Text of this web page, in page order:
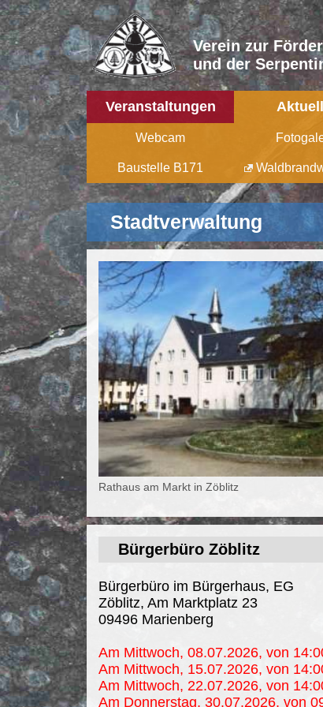
Verein zur
und der
Veranstaltungen
Webcam
Baustelle B171
Stadtverwaltung
Rathaus am Markt in Zöblitz
Bürgerbüro Zöblitz
Bürgerbüro im Bürgerhaus, EG
Zöblitz, Am Marktplatz 23
09496 Marienberg
Am Mittwoch, 08.07.2026, von
Am Mittwoch, 15.07.2026, von
Am Mittwoch, 22.07.2026, von
Am Donnerstag, 30.07.2026, von